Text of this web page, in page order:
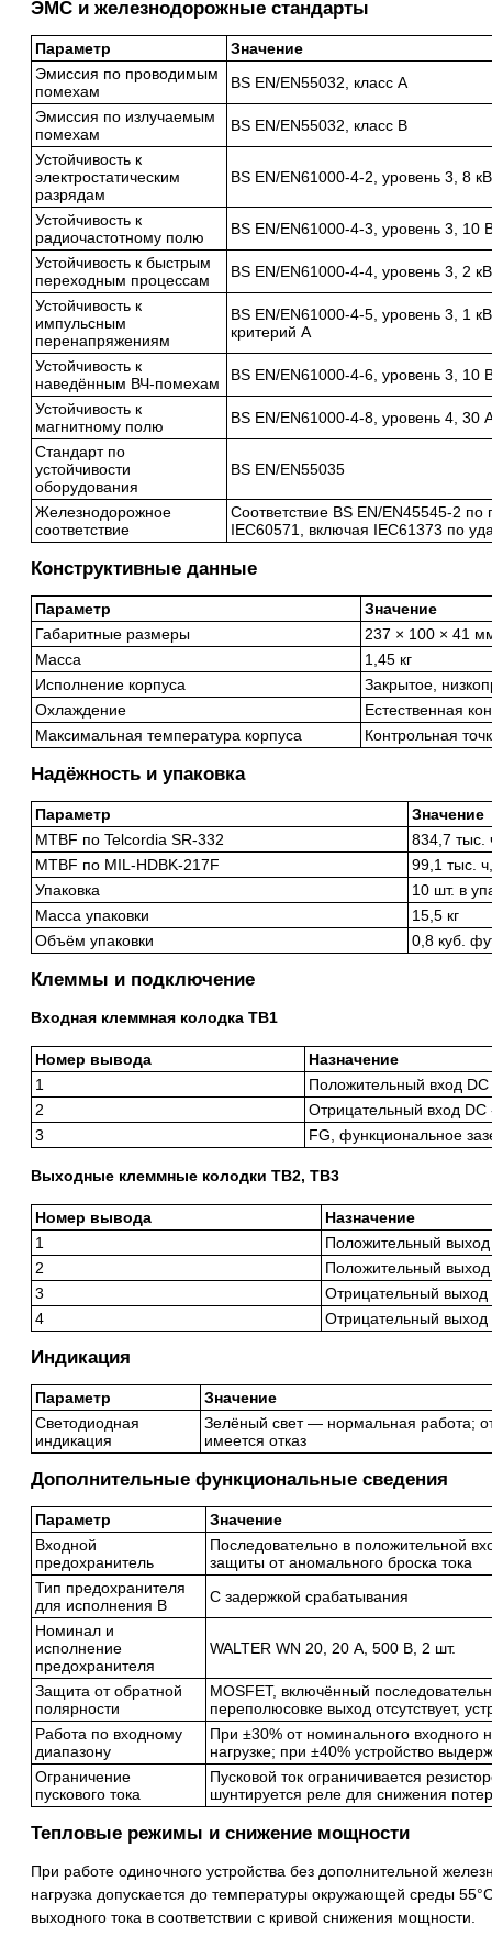
ЭМС и железнодорожные стандарты
Параметр
Значение
Эмиссия по проводимым
помехам
BS EN/EN55032, класс A
Эмиссия по излучаемым
помехам
BS EN/EN55032, класс B
Устойчивость к
электростатическим
разрядам
BS EN/EN61000-4-2, уровень 3, 8
Устойчивость к
радиочастотному полю
BS EN/EN61000-4-3, уровень 3, 10
Устойчивость к быстрым
переходным процессам
BS EN/EN61000-4-4, уровень 3, 2
Устойчивость к
импульсным
перенапряжениям
BS EN/EN61000-4-5, уровень 3, 1
критерий A
Устойчивость к
наведённым ВЧ-помехам
BS EN/EN61000-4-6, уровень 3, 10
Устойчивость к
магнитному полю
BS EN/EN61000-4-8, уровень 4, 30
Стандарт по
устойчивости
оборудования
BS EN/EN55035
Железнодорожное
соответствие
Соответствие BS EN/EN45545-2
IEC60571, включая IEC61373 по
Конструктивные данные
Параметр
Значение
Габаритные размеры
237 × 100 × 41
Масса
1,45 кг
Исполнение корпуса
Закрытое,
Охлаждение
Естественная
Максимальная температура корпуса
Контрольная
Надёжность и упаковка
Параметр
Значение
MTBF по Telcordia SR-332
834,7
MTBF по MIL-HDBK-217F
99,1 тыс.
Упаковка
10 шт. в
Масса упаковки
15,5 кг
Объём упаковки
0,8 куб.
Клеммы и подключение
Входная клеммная колодка TB1
Номер вывода
Назначение
1
Положительный вход DC
2
Отрицательный вход DC
3
FG, функциональное
Выходные клеммные колодки TB2, TB3
Номер вывода
Назначение
1
Положительный выход
2
Положительный выход
3
Отрицательный выход
4
Отрицательный выход
Индикация
Параметр
Значение
Светодиодная
индикация
Зелёный свет — нормальная работа;
имеется отказ
Дополнительные функциональные сведения
Параметр
Значение
Входной
предохранитель
Последовательно в положительной
защиты от аномального броска тока
Тип предохранителя
для исполнения B
С задержкой срабатывания
Номинал и
исполнение
предохранителя
WALTER WN 20, 20 А, 500 В, 2 шт.
Защита от обратной
полярности
MOSFET, включённый
переполюсовке выход отсутствует,
Работа по входному
диапазону
При ±30% от номинального входного
нагрузке; при ±40% устройство
Ограничение
пускового тока
Пусковой ток ограничивается
шунтируется реле для снижения
Тепловые режимы и снижение мощности
При работе одиночного устройства без дополнительной
нагрузка допускается до температуры окружающей среды
выходного тока в соответствии с кривой снижения мощности.